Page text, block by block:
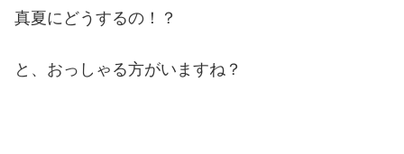
真夏にどうするの！？
と、おっしゃる方がいますね？